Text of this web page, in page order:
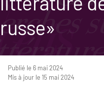
russe»
Publié le 6 mai 2024
Mis à jour le 15 mai 2024